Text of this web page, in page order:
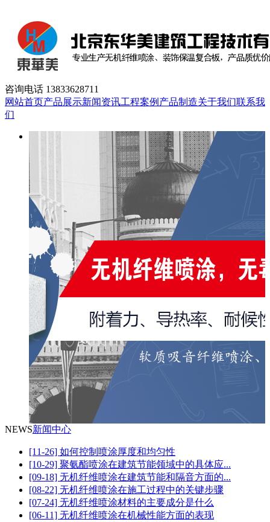
咨询电话 13833628711
网站首页产品展示新闻资讯工程案例 产品制造关于我们联系我
们
NEWS新闻中心
[11-26] 如何控制喷涂厚度和均匀性
[10-29] 聚氨酯喷涂在建筑节能领域中的具体应...
[09-18] 无机纤维喷涂在建筑节能和隔音方面的...
[08-22] 无机纤维喷涂在施工过程中的关键步骤
[07-24] 无机纤维喷涂材料的主要成分是什么
[06-11] 无机纤维喷涂在机械性能方面的表现